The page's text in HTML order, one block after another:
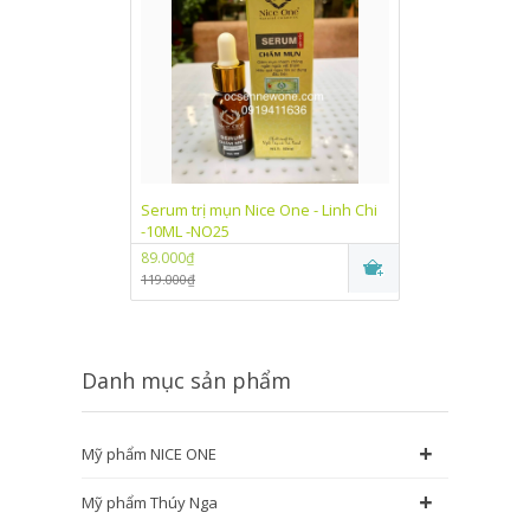
Serum trị mụn Nice One - Linh Chi
-10ML -NO25
89.000₫
119.000₫
Danh mục sản phẩm
Mỹ phẩm NICE ONE +
Mỹ phẩm Thúy Nga +